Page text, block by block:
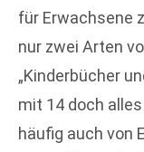
für Erwachsene
nur zwei Arten
„Kinderbücher
mit 14 doch
häufig auch von